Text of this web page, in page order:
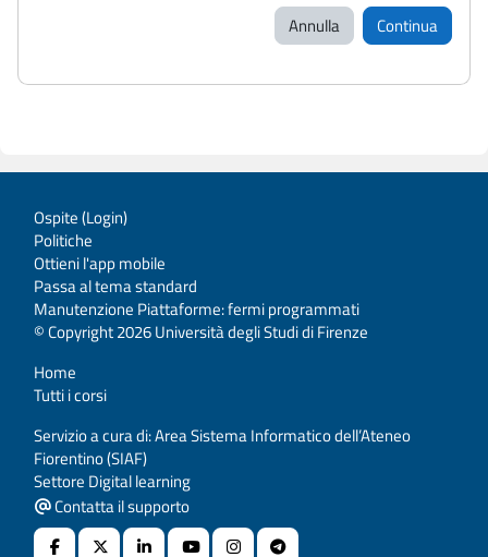
Annulla Continua
Ospite (Login)
Politiche
Ottieni l'app mobile
Passa al tema standard
Manutenzione Piattaforme: fermi programmati
© Copyright 2026 Università degli Studi di Firenze
Home
Tutti i corsi
Servizio a cura di: Area Sistema Informatico dell’Ateneo
Fiorentino (SIAF)
Settore Digital learning
Contatta il supporto